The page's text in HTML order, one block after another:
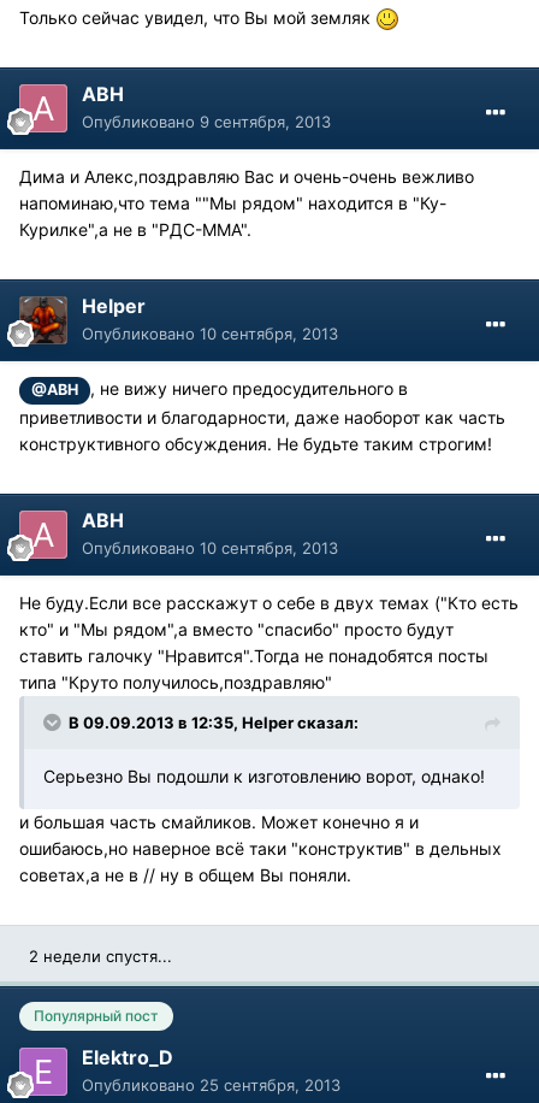
Только сейчас увидел, что Вы мой земляк
АВН
Опубликовано 9 сентября, 2013
Дима и Алекс,поздравляю Вас и очень-очень вежливо
напоминаю,что тема ""Мы рядом" находится в "Ку-
Курилке",а не в "РДС-ММА".
Helper
Опубликовано 10 сентября, 2013
@АВН
, не вижу ничего предосудительного в
приветливости и благодарности, даже наоборот как часть
конструктивного обсуждения. Не будьте таким строгим!
АВН
Опубликовано 10 сентября, 2013
Не буду.Если все расскажут о себе в двух темах ("Кто есть
кто" и "Мы рядом",а вместо "спасибо" просто будут
ставить галочку "Нравится".Тогда не понадобятся посты
типа "Круто получилось,поздравляю"
В 09.09.2013 в 12:35, Helper сказал:
Серьезно Вы подошли к изготовлению ворот, однако!
и большая часть смайликов. Может конечно я и
ошибаюсь,но наверное всё таки "конструктив" в дельных
советах,а не в // ну в общем Вы поняли.
2 недели спустя...
Популярный пост
Elektro_D
Опубликовано 25 сентября, 2013